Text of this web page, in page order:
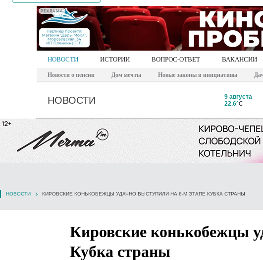
РЕКЛАМА
НОВОСТИ ИСТОРИИ ВОПРОС-ОТВЕТ ВАКАНСИИ
Новости о пенсии Дом мечты Новые законы и инициативы
НОВОСТИ
9 августа
22.6°C
НОВОСТИ КИРОВСКИЕ КОНЬКОБЕЖЦЫ УДАЧНО ВЫСТУПИЛИ НА 6-М ЭТАПЕ КУБКА СТРАНЫ
Кировские конькобежцы
Кубка страны